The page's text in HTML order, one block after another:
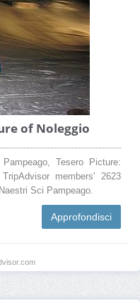
of Noleggio
Tesero Picture:
members' 2623
Sci Pampeago.
Approfondisci